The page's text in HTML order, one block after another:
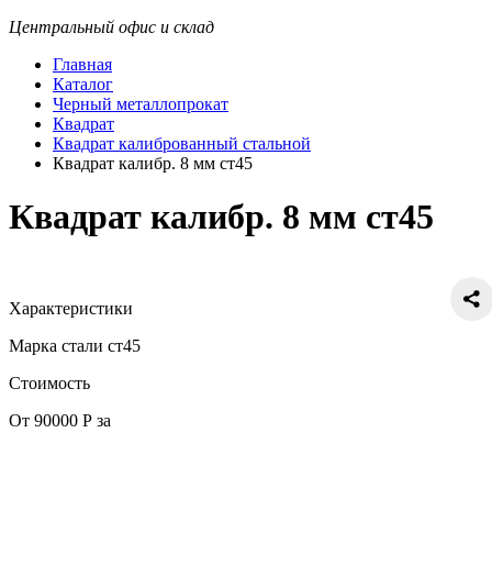
Центральный офис и склад
Главная
Каталог
Черный металлопрокат
Квадрат
Квадрат калиброванный стальной
Квадрат калибр. 8 мм ст45
Квадрат калибр. 8 мм ст45
Характеристики
Марка стали ст45
Стоимость
От 90000 Р за